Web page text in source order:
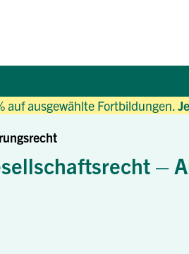
auf ausgewählte Fortbildungen.
–